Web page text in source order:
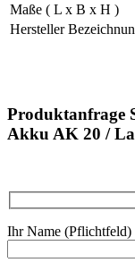
Maße ( L x B x H )
Hersteller
Produktanfrage
Akku AK 20 /
Ihr Name (Pflichtfeld)